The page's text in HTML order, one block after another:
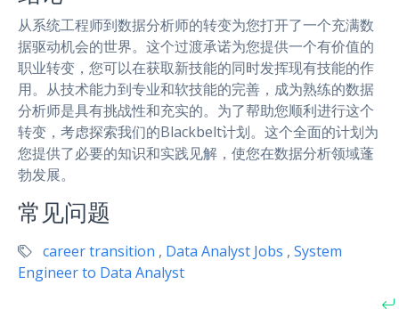
从系统工程师到数据分析师的转变为您打开了一个充满数
据驱动机会的世界。这个过渡承诺为您提供一个有价值的
职业转变，您可以在获取新技能的同时发挥现有技能的作
用。从技术能力到专业和软技能的完善，成为熟练的数据
分析师是具有挑战性和充实的。为了帮助您顺利进行这个
转变，考虑探索我们的Blackbelt计划。这个全面的计划为
您提供了必要的知识和实践见解，使您在数据分析领域蓬
勃发展。
常见问题
career transition , Data Analyst Jobs , System
Engineer to Data Analyst